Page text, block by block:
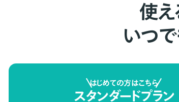
使え
いつで
はじめての方はこちら
スタンダードプラン